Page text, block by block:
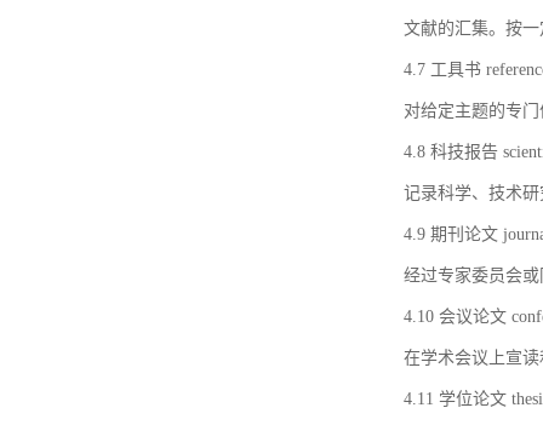
文献的汇集。按
4.7 工具书
对给定主题的专
4.8 科技报告
记录科学、技术
4.9 期刊论文
经过专家委员会
4.10 会议论文
在学术会议上宣
4.11 学位论文